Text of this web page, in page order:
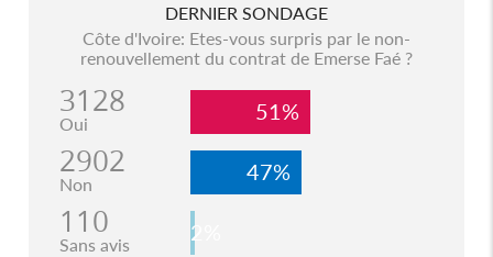
DERNIER SONDAGE
Côte d'Ivoire: Etes-vous surpris par le non-
renouvellement du contrat de Emerse Faé ?
3128
Oui 51%
2902
Non 47%
110
Sans avis 2%